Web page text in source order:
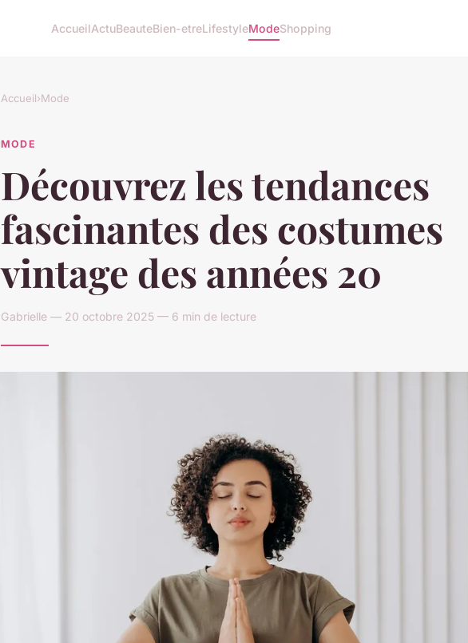
AccueilActuBeauteBien-etreLifestyleModeShopping
Accueil›Mode
MODE
Découvrez les tendances
fascinantes des costumes
vintage des années 20
Gabrielle — 20 octobre 2025 — 6 min de lecture